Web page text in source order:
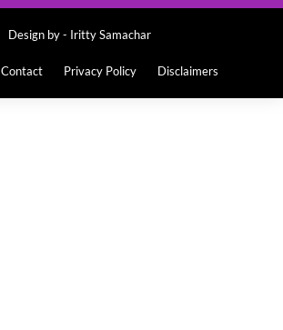
Design by - Iritty Samachar
Contact Privacy Policy Disclaimers